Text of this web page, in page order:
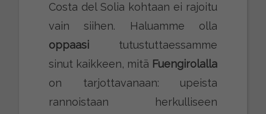
Costa del Solia kohtaan ei rajoitu
vain siihen. Haluamme olla
oppaasitutustuttaessamme
sinut kaikkeen, mitä Fuengirolalla
on tarjottavanaan: upeista
rannoistaan herkulliseen